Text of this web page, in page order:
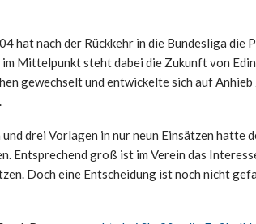
hat nach der Rückkehr in die Bundesliga die
im Mittelpunkt steht dabei die Zukunft von
gewechselt und entwickelte sich auf
und drei Vorlagen in nur neun Einsätzen
Entsprechend groß ist im Verein das
Doch eine Entscheidung ist noch nicht